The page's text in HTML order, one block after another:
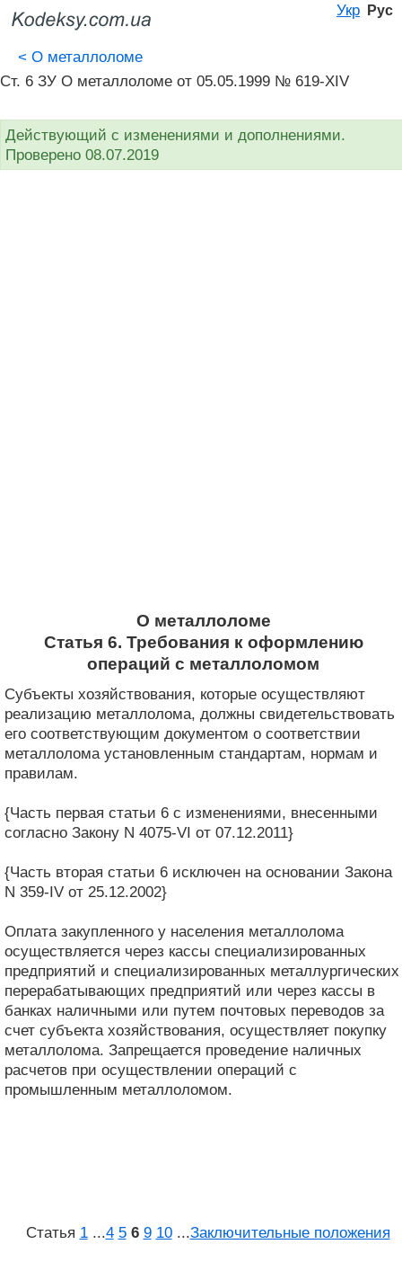
Укр Рус
< О металлоломе
Ст. 6 ЗУ О металлоломе от 05.05.1999 № 619-XIV
Действующий с изменениями и дополнениями.
Проверено 08.07.2019
О металлоломе
Статья 6. Требования к оформлению
операций с металлоломом
Субъекты хозяйствования, которые осуществляют
реализацию металлолома, должны свидетельствовать
его соответствующим документом о соответствии
металлолома установленным стандартам, нормам и
правилам.
{Часть первая статьи 6 с изменениями, внесенными
согласно Закону N 4075-VI от 07.12.2011}
{Часть вторая статьи 6 исключен на основании Закона
N 359-IV от 25.12.2002}
Оплата закупленного у населения металлолома
осуществляется через кассы специализированных
предприятий и специализированных металлургических
перерабатывающих предприятий или через кассы в
банках наличными или путем почтовых переводов за
счет субъекта хозяйствования, осуществляет покупку
металлолома. Запрещается проведение наличных
расчетов при осуществлении операций с
промышленным металлоломом.
Статья 1 ...4 5 6 9 10 ...Заключительные положения